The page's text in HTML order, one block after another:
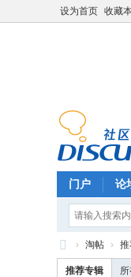
设为首页 收藏
门户 论
F
› 淘帖 ›
推荐专辑